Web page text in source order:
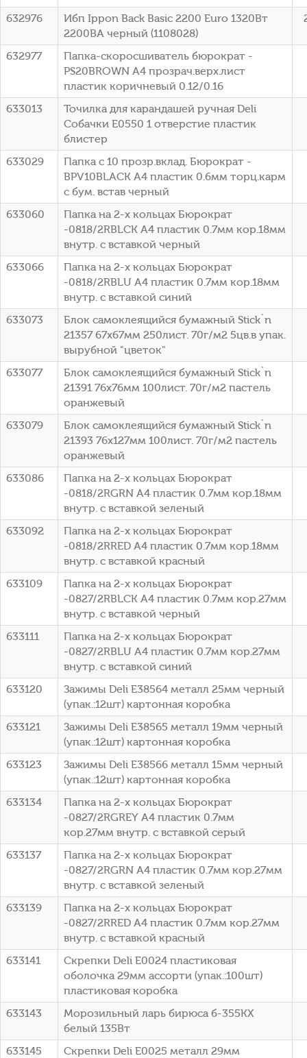
632976
Ибп Ippon Back Basic 2200 Euro 1320Вт
2200ВА черный (1108028)
632977
Папка-скоросшиватель бюрократ -
PS20BROWN A4 прозрач.верх.лист
пластик коричневый 0.12/0.16
633013
Точилка для карандашей ручная Deli
Собачки E0550 1 отверстие пластик
блистер
633029
Папка с 10 прозр.вклад. Бюрократ -
BPV10BLACK A4 пластик 0.6мм торц.карм
с бум. встав черный
633060
Папка на 2-х кольцах Бюрократ
-0818/2RBLCK A4 пластик 0.7мм кор.18мм
внутр. с вставкой черный
633066
Папка на 2-х кольцах Бюрократ
-0818/2RBLU A4 пластик 0.7мм кор.18мм
внутр. с вставкой синий
633073
Блок самоклеящийся бумажный Stick`n
21357 67x67мм 250лист. 70г/м2 5цв.в упак.
вырубной "цветок"
633077
Блок самоклеящийся бумажный Stick`n
21391 76x76мм 100лист. 70г/м2 пастель
оранжевый
633079
Блок самоклеящийся бумажный Stick`n
21393 76x127мм 100лист. 70г/м2 пастель
оранжевый
633086
Папка на 2-х кольцах Бюрократ
-0818/2RGRN A4 пластик 0.7мм кор.18мм
внутр. с вставкой зеленый
633092
Папка на 2-х кольцах Бюрократ
-0818/2RRED A4 пластик 0.7мм кор.18мм
внутр. с вставкой красный
633109
Папка на 2-х кольцах Бюрократ
-0827/2RBLCK A4 пластик 0.7мм кор.27мм
внутр. с вставкой черный
633111
Папка на 2-х кольцах Бюрократ
-0827/2RBLU A4 пластик 0.7мм кор.27мм
внутр. с вставкой синий
633120
Зажимы Deli E38564 металл 25мм черный
(упак.:12шт) картонная коробка
633121
Зажимы Deli E38565 металл 19мм черный
(упак.:12шт) картонная коробка
633123
Зажимы Deli E38566 металл 15мм черный
(упак.:12шт) картонная коробка
633134
Папка на 2-х кольцах Бюрократ
-0827/2RGREY A4 пластик 0.7мм
кор.27мм внутр. с вставкой серый
633137
Папка на 2-х кольцах Бюрократ
-0827/2RGRN A4 пластик 0.7мм кор.27мм
внутр. с вставкой зеленый
633139
Папка на 2-х кольцах Бюрократ
-0827/2RRED A4 пластик 0.7мм кор.27мм
внутр. с вставкой красный
633141
Скрепки Deli E0024 пластиковая
оболочка 29мм ассорти (упак.:100шт)
пластиковая коробка
633143
Морозильный ларь бирюса б-355KX
белый 135Вт
633145
Скрепки Deli E0025 металл 29мм